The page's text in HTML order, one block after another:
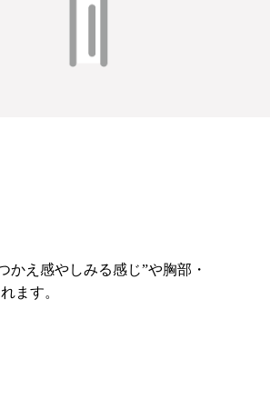
え感やしみる感じ”や胸部・
ます。